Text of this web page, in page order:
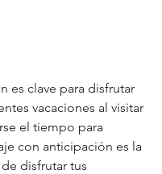
es clave para disfrutar
vacaciones al visitar
el tiempo para
con anticipación es la
disfrutar tus